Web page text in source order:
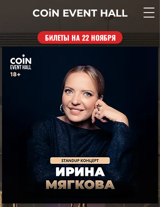
COiN EVENT HALL
БИЛЕТЫ НА 22 НОЯБРЯ